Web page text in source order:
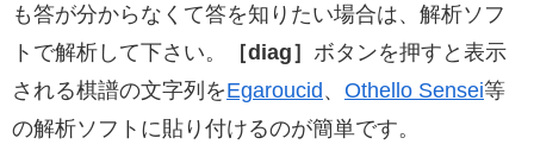
も答が分からなくて答を知りたい場合は、解析ソフ
トで解析して下さい。
［diag］ ボタンを押すと表示
される棋譜の文字列をEgaroucid、 Othello Sensei等
の解析ソフトに貼り付けるのが簡単です。